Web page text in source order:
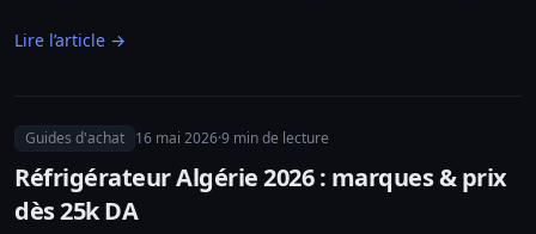
Lire l’article →
Guides d'achat 16 mai 2026·9 min de lecture
Réfrigérateur Algérie 2026 : marques & prix
dès 25k DA